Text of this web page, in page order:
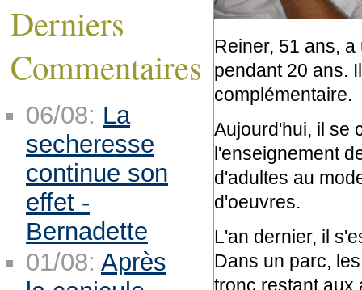
Reiner, 51 ans,
pendant 20 ans.
complémentaire.
Aujourd'hui, il se
l'enseignement
d'adultes au
d'oeuvres.
L'an dernier, il
Dans un parc,
tronc restant aux
Derniers
Commentaires
06/08: La
secheresse
continue son
effet -
Bernadette
01/08: Après